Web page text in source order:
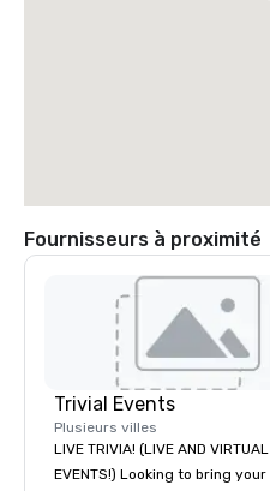
Fournisseurs à proximité
Trivial Events
Plusieurs villes
LIVE TRIVIA! (LIVE AND VIRTUAL
EVENTS!) Looking to bring your group